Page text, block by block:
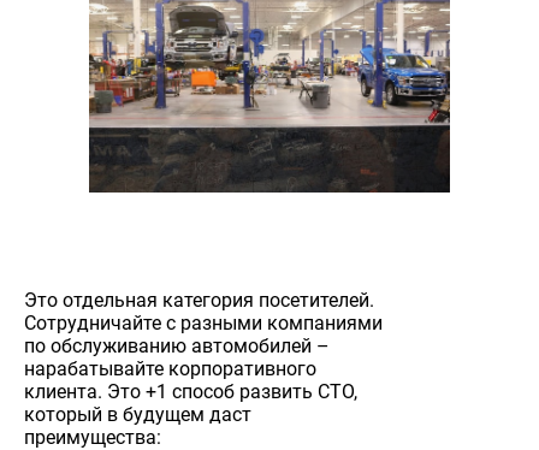
Это отдельная категория посетителей.
Сотрудничайте с разными компаниями
по обслуживанию автомобилей –
нарабатывайте корпоративного
клиента. Это +1 способ развить СТО,
который в будущем даст
преимущества: